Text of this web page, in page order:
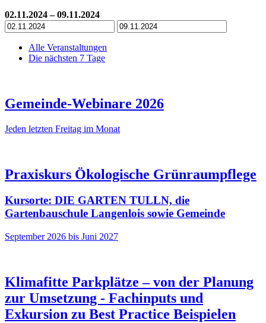
02.11.2024 – 09.11.2024
Alle Veranstaltungen
Die nächsten 7 Tage
Gemeinde-Webinare 2026
Jeden letzten Freitag im Monat
Praxiskurs Ökologische Grünraumpflege
Kursorte: DIE GARTEN TULLN, die
Gartenbauschule Langenlois sowie Gemeinde
September 2026 bis Juni 2027
Klimafitte Parkplätze – von der Planung
zur Umsetzung - Fachinputs und
Exkursion zu Best Practice Beispielen